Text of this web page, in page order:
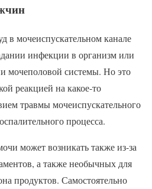
в мочеиспускательном канале
инфекции в организм или
мочеполовой системы. Но это
реакцией на какое-то
травмы мочеиспускательного
процесса.
может возникать также из-за
а также необычных для
продуктов. Самостоятельно